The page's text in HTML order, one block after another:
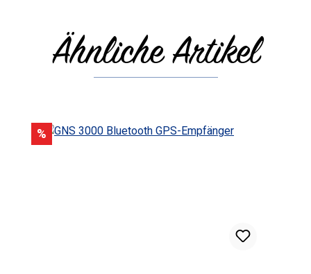
Produktgalerie überspringen
Ähnliche Artikel
Rabatt
%